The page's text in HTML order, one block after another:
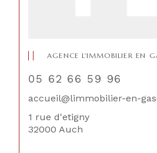
AGENCE L'IMMOBILIER EN
05 62 66 59 96
accueil@limmobilier-en-
1 rue d'etigny
32000 Auch